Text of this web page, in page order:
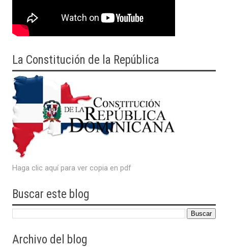
La Constitución de la República
Haga clic aquí para ver copia en pdf
Buscar este blog
Archivo del blog